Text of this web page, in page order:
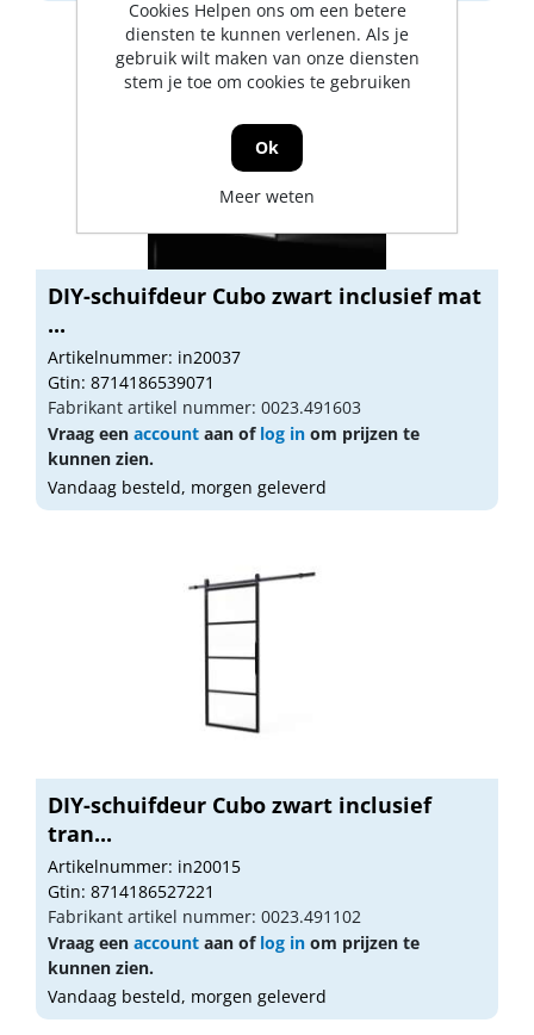
DIY-schuifdeur Cubo zwart inclusief mat
...
Artikelnummer: in20037
Gtin: 8714186539071
Fabrikant artikel nummer: 0023.491603
Vraag een account aan of log in om prijzen te
kunnen zien.
Vandaag besteld, morgen geleverd
DIY-schuifdeur Cubo zwart inclusief
tran...
Artikelnummer: in20015
Gtin: 8714186527221
Fabrikant artikel nummer: 0023.491102
Vraag een account aan of log in om prijzen te
kunnen zien.
Vandaag besteld, morgen geleverd
Cookies Helpen ons om een betere
diensten te kunnen verlenen. Als je
gebruik wilt maken van onze diensten
stem je toe om cookies te gebruiken
Ok
Meer weten